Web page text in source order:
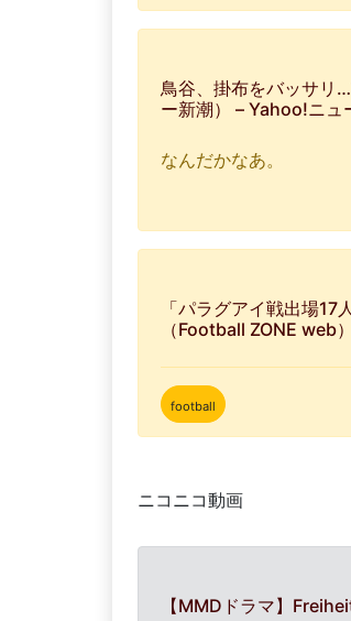
鳥谷、掛布をバッサリ
ー新潮） – Yahoo!ニュ
なんだかなあ。
「パラグアイ戦出場
（Football ZONE web
football
ニコニコ動画
【MMDドラマ】